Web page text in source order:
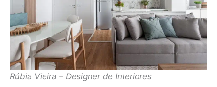
Rúbia Vieira – Designer de Interiores